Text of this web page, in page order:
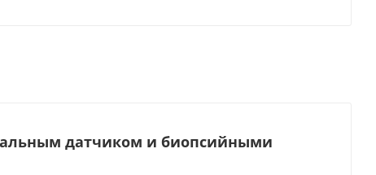
датчиком и биопсийными